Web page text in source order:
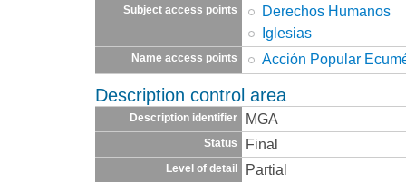
Subject access points
Derechos Humanos
Iglesias
Name access points Acción Popular
Description control area
Description identifier MGA
Status Final
Level of detail Partial